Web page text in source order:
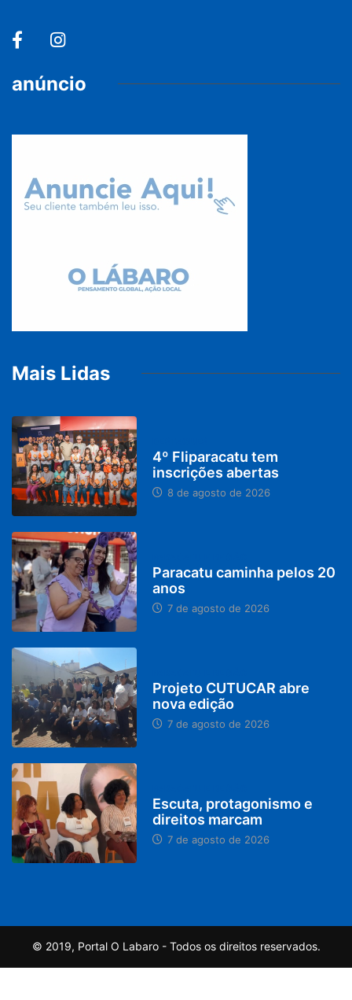
anúncio
Mais Lidas
4º Fliparacatu tem
inscrições abertas
8 de agosto de 2026
Paracatu caminha pelos 20
anos
7 de agosto de 2026
Projeto CUTUCAR abre
nova edição
7 de agosto de 2026
Escuta, protagonismo e
direitos marcam
7 de agosto de 2026
© 2019, Portal O Labaro - Todos os direitos reservados.